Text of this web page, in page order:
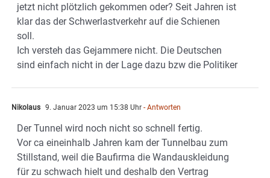
jetzt nicht plötzlich gekommen oder? Seit Jahren ist
klar das der Schwerlastverkehr auf die Schienen
soll.
Ich versteh das Gejammere nicht. Die Deutschen
sind einfach nicht in der Lage dazu bzw die Politiker
Nikolaus 9. Januar 2023 um 15:38 Uhr - Antworten
Der Tunnel wird noch nicht so schnell fertig.
Vor ca eineinhalb Jahren kam der Tunnelbau zum
Stillstand, weil die Baufirma die Wandauskleidung
für zu schwach hielt und deshalb den Vertrag